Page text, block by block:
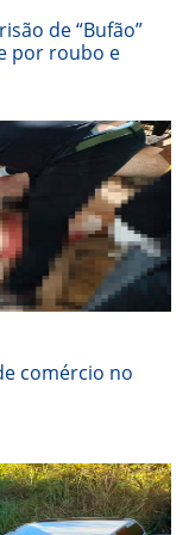
de “Bufão”
por roubo e
comércio no